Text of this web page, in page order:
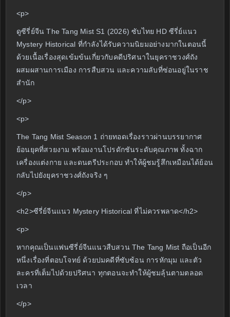
<p>
ดูซีรี่ย์จีน The Tang Mist S1 (2026) ซับไทย HD ซีรี่ย์แนว
Mystery Historical ที่กำลังได้รับความนิยมอย่างมากในตอนนี้
ด้วยเนื้อเรื่องสุดเข้มข้นเกี่ยวกับคดีปริศนาในยุคราชวงศ์ถัง
ผสมผสานการเมือง การสืบสวน และความลับที่ซ่อนอยู่ในราช
สำนัก
</p>
<p>
The Tang Mist Season 1 ถ่ายทอดเรื่องราวผ่านบรรยากาศ
ย้อนยุคที่สวยงาม พร้อมงานโปรดักชันระดับคุณภาพ ทั้งฉาก
เครื่องแต่งกาย และดนตรีประกอบ ทำให้ผู้ชมรู้สึกเหมือนได้ย้อน
กลับไปยังยุคราชวงศ์ถังจริง ๆ
</p>
<h2>ซีรี่ย์จีนแนว Mystery Historical ที่ไม่ควรพลาด</h2>
<p>
หากคุณเป็นแฟนซีรี่ย์จีนแนวสืบสวน The Tang Mist ถือเป็นอีก
หนึ่งเรื่องที่ตอบโจทย์ ด้วยปมคดีที่ซับซ้อน การหักมุม และตัว
ละครที่เต็มไปด้วยปริศนา ทุกตอนจะทำให้ผู้ชมลุ้นตามตลอด
เวลา
</p>